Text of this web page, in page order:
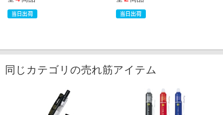
同じカテゴリの売れ筋アイテム